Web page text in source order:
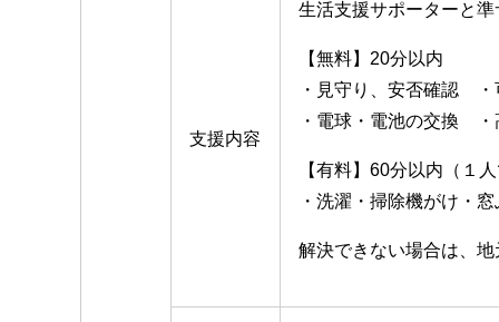
支援内容
生活支援サポーターと
【無料】20分以内
・見守り、安否確認
・電球・電池の交換
【有料】60分以内（１
・洗濯・掃除機がけ・
解決できない場合は、